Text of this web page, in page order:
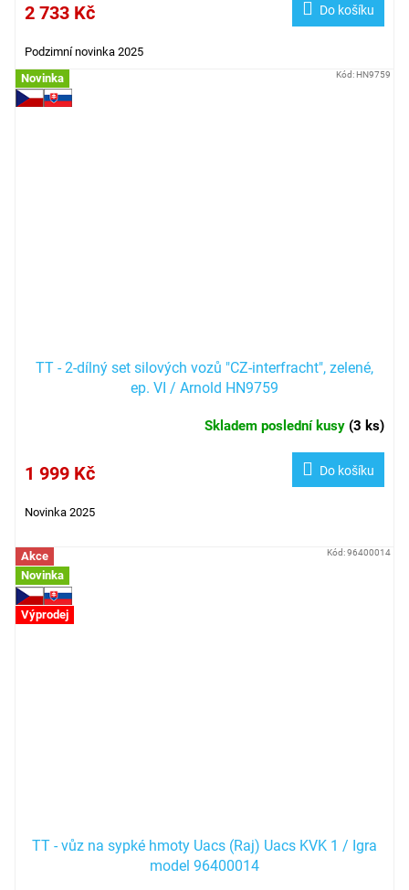
2 733 Kč Do košíku
Podzimní novinka 2025
Novinka
TT - 2-dílný set silových vozů "CZ-interfracht", zelené,
ep. VI / Arnold HN9759
Skladem poslední kusy (3 ks)
1 999 Kč Do košíku
Novinka 2025
Kód:HN9759
Akce
Novinka
Výprodej
TT - vůz na sypké hmoty Uacs (Raj) Uacs KVK 1 / Igra
model 96400014
Kód:96400014